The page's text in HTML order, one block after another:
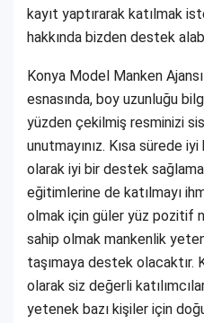
kayıt yaptırarak katılmak
hakkında bizden destek
Konya Model Manken
esnasında, boy uzunluğu
yüzden çekilmiş resminizi
unutmayınız. Kısa sürede
olarak iyi bir destek
eğitimlerine de katılmayı
olmak için güler yüz pozitif
sahip olmak mankenlik
taşımaya destek olacaktır.
olarak siz değerli
yetenek bazı kişiler için